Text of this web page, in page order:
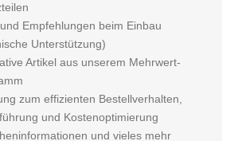
Empfehlungen beim Einbau
Unterstützung)
Artikel aus unserem Mehrwert-
zum effizienten Bestellverhalten,
und Kostenoptimierung
und vieles mehr